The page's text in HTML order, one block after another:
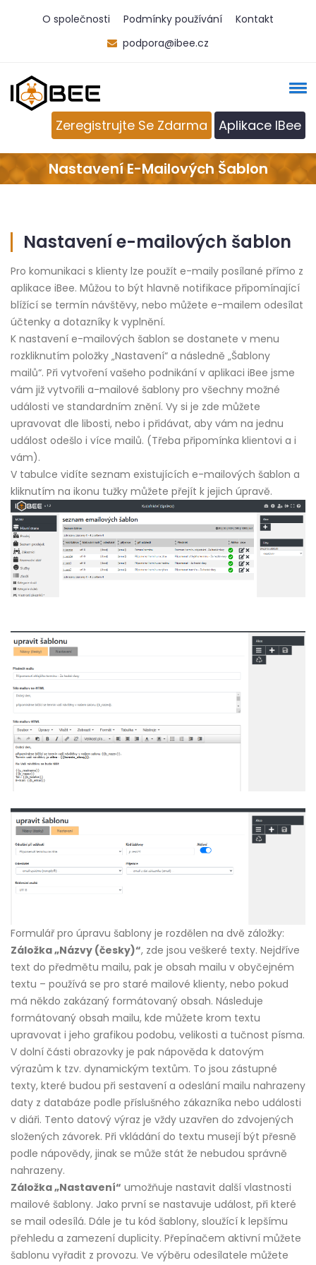
O společnosti Podmínky používání
Kontakt
podpora@ibee.cz
Zeregistrujte Se Zdarma Aplikace IBee
Nastavení E-Mailových Šablon
Nastavení e-mailových šablon
Pro komunikaci s klienty lze použít e-maily posílané přímo z
aplikace iBee. Můžou to být hlavně notifikace připomínající
blížící se termín návštěvy, nebo můžete e-mailem odesílat
účtenky a dotazníky k vyplnění.
K nastavení e-mailových šablon se dostanete v menu
rozkliknutím položky „Nastavení“ a následně „Šablony
mailů“. Při vytvoření vašeho podnikání v aplikaci iBee jsme
vám již vytvořili a-mailové šablony pro všechny možné
události ve standardním znění. Vy si je zde můžete
upravovat dle libosti, nebo i přidávat, aby vám na jednu
událost odešlo i více mailů. (Třeba připomínka klientovi a i
vám).
V tabulce vidíte seznam existujících e-mailových šablon a
kliknutím na ikonu tužky můžete přejít k jejich úpravě.
Formulář pro úpravu šablony je rozdělen na dvě záložky:
Záložka „Názvy (česky)“, zde jsou veškeré texty. Nejdříve
text do předmětu mailu, pak je obsah mailu v obyčejném
textu – používá se pro staré mailové klienty, nebo pokud
má někdo zakázaný formátovaný obsah. Následuje
formátovaný obsah mailu, kde můžete krom textu
upravovat i jeho grafikou podobu, velikosti a tučnost písma.
V dolní části obrazovky je pak nápověda k datovým
výrazům k tzv. dynamickým textům. To jsou zástupné
texty, které budou při sestavení a odeslání mailu nahrazeny
daty z databáze podle příslušného zákazníka nebo události
v diáři. Tento datový výraz je vždy uzavřen do zdvojených
složených závorek. Při vkládání do textu musejí být přesně
podle nápovědy, jinak se může stát že nebudou správně
nahrazeny.
Záložka „Nastavení“ umožňuje nastavit další vlastnosti
mailové šablony. Jako první se nastavuje událost, při které
se mail odesílá. Dále je tu kód šablony, sloužící k lepšímu
přehledu a zamezení duplicity. Přepínačem aktivní můžete
šablonu vyřadit z provozu. Ve výběru odesílatele můžete